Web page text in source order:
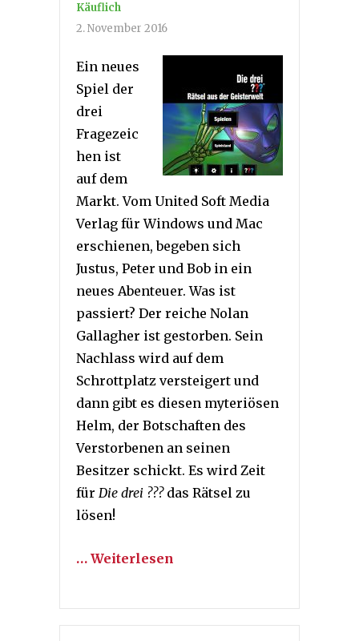
Käuflich
2. November 2016
Ein neues
Spiel der
drei
Fragezeic
hen ist
auf dem
Markt. Vom United Soft Media
Verlag für Windows und Mac
erschienen, begeben sich
Justus, Peter und Bob in ein
neues Abenteuer. Was ist
passiert? Der reiche Nolan
Gallagher ist gestorben. Sein
Nachlass wird auf dem
Schrottplatz versteigert und
dann gibt es diesen myteriösen
Helm, der Botschaften des
Verstorbenen an seinen
Besitzer schickt. Es wird Zeit
für Die drei ???das Rätsel zu
lösen!
… Weiterlesen